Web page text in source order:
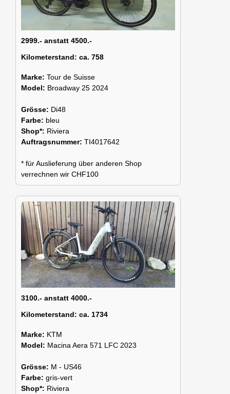
2999.- anstatt 4500.-
Kilometerstand: ca. 758
Marke: Tour de Suisse
Model: Broadway 25 2024
Grösse: Di48
Farbe: bleu
Shop*: Riviera
Auftragsnummer: TI4017642
* für Auslieferung über anderen Shop
verrechnen wir CHF100
3100.- anstatt 4000.-
Kilometerstand: ca. 1734
Marke: KTM
Model: Macina Aera 571 LFC 2023
Grösse: M - US46
Farbe: gris-vert
Shop*: Riviera